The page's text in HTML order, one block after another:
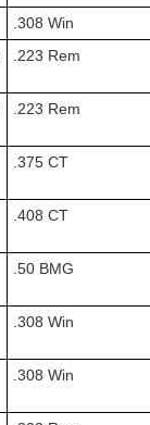
.308 Win
.223 Rem
.223 Rem
.375 CT
.408 CT
.50 BMG
.308 Win
.308 Win